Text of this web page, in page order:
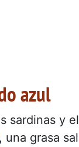
azul
sardinas y
, una grasa